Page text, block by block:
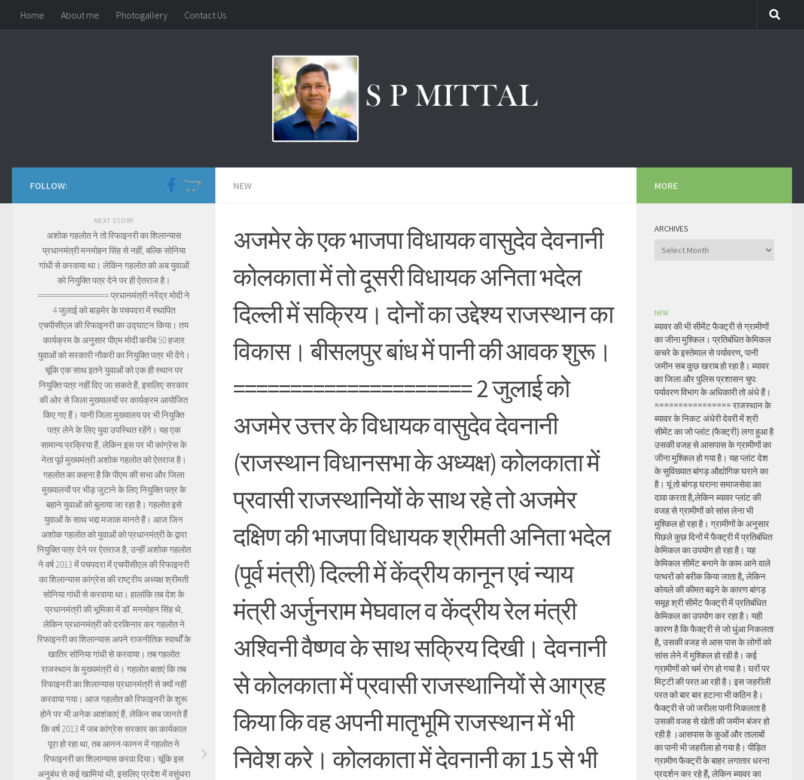
Skip to content
Home About me Photogallery Contact Us
NEW
अजमेर के एक भाजपा विधायक वासुदेव देवनानी
कोलकाता में तो दूसरी विधायक अनिता भदेल
दिल्ली में सक्रिय। दोनों का उद्देश्य राजस्थान का
विकास। बीसलपुर बांध में पानी की आवक शुरू।
===================== 2 जुलाई को
अजमेर उत्तर के विधायक वासुदेव देवनानी
(राजस्थान विधानसभा के अध्यक्ष) कोलकाता में
प्रवासी राजस्थानियों के साथ रहे तो अजमेर
दक्षिण की भाजपा विधायक श्रीमती अनिता भदेल
(पूर्व मंत्री) दिल्ली में केंद्रीय कानून एवं न्याय
मंत्री अर्जुनराम मेघवाल व केंद्रीय रेल मंत्री
अश्विनी वैष्णव के साथ सक्रिय दिखी। देवनानी
से कोलकाता में प्रवासी राजस्थानियों से आग्रह
किया कि वह अपनी मातृभूमि राजस्थान में भी
निवेश करे। कोलकाता में देवनानी का 15 से भी
FOLLOW:
NEXT STORY
अशोक गहलोत ने तो रिफाइनरी का शिलान्यास
प्रधानमंत्री मनमोहन सिंह से नहीं, बल्कि सोनिया
गांधी से करवाया था। लेकिन गहलोत को अब युवाओं
को नियुक्ति पत्र देने पर ही ऐतराज है।
================= प्रधानमंत्री नरेंद्र मोदी ने
4 जुलाई को बाड़मेर के पचपदरा में स्थापित
एचपीसीएल की रिफाइनरी का उद्घाटन किया। तय
कार्यक्रम के अनुसार पीएम मोदी करीब 50 हजार
युवाओं को सरकारी नौकरी का नियुक्ति पत्र भी देंगे।
चूंकि एक साथ इतने युवाओं को एक ही स्थान पर
नियुक्ति पत्र नहीं दिए जा सकते हैं, इसलिए सरकार
की ओर से जिला मुख्यालयों पर कार्यक्रम आयोजित
किए गए हैं। यानी जिला मुख्यालय पर भी नियुक्ति
पत्र लेने के लिए युवा उपस्थित रहेंगे। यह एक
सामान्य प्रक्रिया हैं, लेकिन इस पर भी कांग्रेस के
नेता पूर्व मुख्यमंत्री अशोक गहलोत को ऐतराज है।
गहलोत का कहना है कि पीएम की सभा और जिला
मुख्यालयों पर भीड़ जुटाने के लिए नियुक्ति पत्र के
बहाने युवाओं को बुलाया जा रहा है। गहलोत इसे
युवाओं के साथ भद्दा मजाक मानते हैं। आज जिन
अशोक गहलोत को युवाओं को प्रधानमंत्री के द्वारा
नियुक्ति पत्र देने पर ऐतराज है, उन्हीं अशोक गहलोत
ने वर्ष 2013 में पचपदरा में एचपीसीएल की रिफाइनरी
का शिलान्यास कांग्रेस की राष्ट्रीय अध्यक्ष श्रीमती
सोनिया गांधी से करवाया था। हालांकि तब देश के
प्रधानमंत्री की भूमिका में डॉ. मनमोहन सिंह थे,
लेकिन प्रधानमंत्री को दरकिनार कर गहलोत ने
रिफाइनरी का शिलान्यास अपने राजनीतिक स्वार्थों के
खातिर सोनिया गांधी से करवाया। तब गहलोत
राजस्थान के मुख्यमंत्री थे। गहलोत बताएं कि तब
रिफाइनरी का शिलान्यास प्रधानमंत्री से क्यों नहीं
करवाया गया। आज गहलोत को रिफाइनरी के शुरू
होने पर भी अनेक आशंकाएं हैं, लेकिन सब जानते हैं
कि वर्ष 2013 में जब कांग्रेस सरकार का कार्यकाल
पूरा हो रहा था, तब आनन-फानन में गहलोत ने
रिफाइनरी का शिलान्यास करवा दिया। चूंकि इस
अनुबंध से कई खामियां थी, इसलिए प्रदेश में वसुंधरा
MORE
ARCHIVES
Archives
NEW
ब्यावर की भी सीमेंट फैक्ट्री से ग्रामीणों
का जीना मुश्किल। प्रतिबंधित केमिकल
कचरे के इस्तेमाल से पर्यावरण, पानी
जमीन सब कुछ खराब हो रहा है। ब्यावर
का जिला और पुलिस प्रशासन चुप:
पर्यावरण विभाग के अधिकारी तो अंधे हैं।
================ राजस्थान के
ब्यावर के निकट अंधेरी देवरी में श्री
सीमेंट का जो प्लांट (फैक्ट्री) लगा हुआ है
उसकी वजह से आसपास के ग्रामीणों का
जीना मुश्किल हो गया है। यह प्लांट देश
के सुविख्यात बांगड़ औद्योगिक घराने का
है। यूं तो बांगड़ घराना समाजसेवा का
दावा करता है,लेकिन ब्यावर प्लांट की
वजह से ग्रामीणों को सांस लेना भी
मुश्किल हो रहा है। ग्रामीणों के अनुसार
पिछले कुछ दिनों में फैक्ट्री में प्रतिबंधित
केमिकल का उपयोग हो रहा है। यह
केमिकल सीमेंट बनाने के काम आने वाले
पत्थरों को बरीक किया जाता है, लेकिन
कोयले की कीमत बढ़ने के कारण बांगड़
समूह श्री सीमेंट फैक्ट्री में प्रतिबंधित
केमिकल का उपयोग कर रहा है। यही
कारण है कि फैक्ट्री से जो धुंआ निकलता
है, उसकी वजह से आस पास के लोगों को
सांस लेने में मुश्किल हो रही है। कई
ग्रामीणों को चर्म रोग हो गया है। घरों पर
मिट्टी की परत आ रही है। इस जहरीली
परत को बार बार हटाना भी कठिन है।
फैक्ट्री से जो जरीला पानी निकलता है
उसकी वजह से खेती की जमीन बंजर हो
रही है ।आसपास के कुओं और तालाबों
का पानी भी जहरीला हो गया है। पीड़ित
ग्रामीण फैक्ट्री के बाहर लगातार धरना
प्रदर्शन कर रहे हैं, लेकिन ब्यावर का